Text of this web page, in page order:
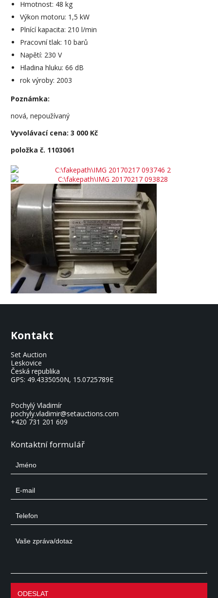
Hmotnost: 48 kg
Výkon motoru: 1,5 kW
Plnící kapacita: 210 l/min
Pracovní tlak: 10 barů
Napětí: 230 V
Hladina hluku: 66 dB
rok výroby: 2003
Poznámka:
nová, nepoužívaný
Vyvolávací cena: 3 000 Kč
položka č. 1103061
Kontakt
Set Auction
Leskovice
Česká republika
GPS: 49.4335050N, 15.0725789E
Pochylý Vladimír
pochyly.vladimir@setauctions.com
+420 731 201 609
Kontaktní formulář